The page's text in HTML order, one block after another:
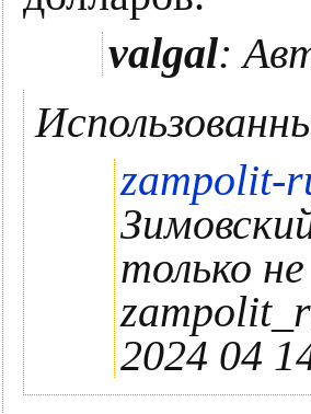
valgal:
zampolit-
только
2024 04